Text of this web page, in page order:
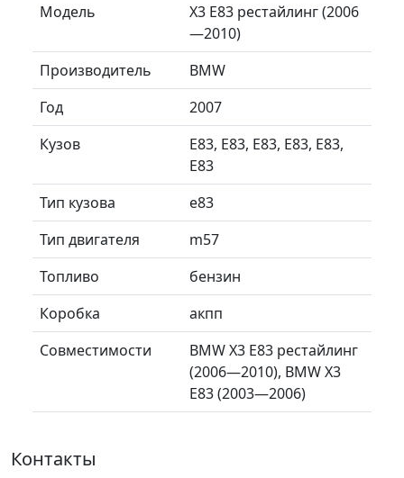
Модель
X3 E83 рестайлинг (2006
—2010)
Производитель
BMW
Год
2007
Кузов
E83, E83, E83, E83, E83,
E83
Тип кузова
e83
Тип двигателя
m57
Топливо
бензин
Коробка
акпп
Совместимости
BMW X3 E83 рестайлинг
(2006—2010), BMW X3
E83 (2003—2006)
Контакты